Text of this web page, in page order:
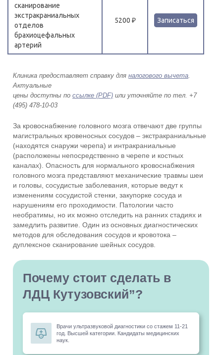
сканирование
экстракраниальных
отделов
брахиоцефальных
артерий
5200 ₽ Записаться
Клиника предоставляет справку дляналогового вычета.
Актуальные
цены доступны поссылке (PDF) или уточняйте по тел. +7
(495) 478-10-03
За кровоснабжение головного мозга отвечают две группы
магистральных кровеносных сосудов – экстракраниальные
(находятся снаружи черепа) и интракраниальные
(расположены непосредственно в черепе и костных
каналах). Опасность для нормального кровоснабжения
головного мозга представляют механические травмы шеи
и головы, сосудистые заболевания, которые ведут к
изменениям сосудистой стенки, закупорке сосуда и
нарушениям его проходимости. Патологии часто
необратимы, но их можно отследить на ранних стадиях и
замедлить развитие. Один из основных диагностических
методов для обследования сосудов и кровотока –
дуплексное сканирование шейных сосудов.
Почему стоит сделать в
ЛДЦ Кутузовский”?
Врачи ультразвуковой диагностики со стажем 11-21
год. Высшей категории. Кандидаты медицинских
наук.